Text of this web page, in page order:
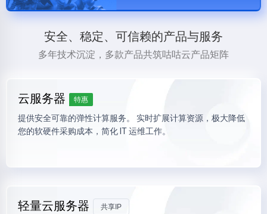
安全、稳定、可信赖的产品与服务
多年技术沉淀，多款产品共筑咕咕云产品矩阵
云服务器 特惠
提供安全可靠的弹性计算服务。 实时扩展计算资源，极大降低
您的软硬件采购成本，简化 IT 运维工作。
轻量云服务器 共享IP